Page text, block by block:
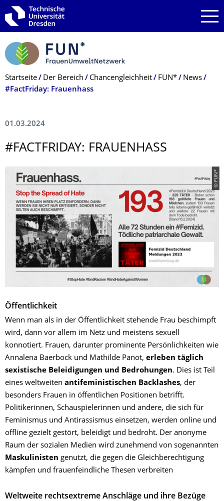
Zur Hauptnavigation springen
Zur Suche springen
Zum Inhalt springen
Breadcrumb-Menü
Startseite Der Bereich Chancengleichheit FUN*
News
#FactFriday: Frauenhass
01.03.2024
#FACTFRIDAY: FRAUENHASS
© FUN*
Öffentlichkeit
Wenn man als in der Öffentlichkeit stehende Frau beschimpft
wird, dann vor allem im Netz und meistens sexuell
konnotiert. Frauen, darunter prominente Persönlichkeiten wie
Annalena Baerbock und Mathilde Panot, erleben täglich
sexistische Beleidigungen und Bedrohungen. Dies ist Teil
eines weltweiten antifeministischen Backlashes, der
besonders Frauen in öffentlichen Positionen betrifft.
Politikerinnen, Schauspielerinnen und andere, die sich für
Feminismus und Antirassismus einsetzen, werden online und
offline gezielt gestört, beleidigt und bedroht. Der anonyme
Raum der sozialen Medien wird zunehmend von sogenannten
Maskulinisten genutzt, die gegen die Gleichberechtigung
kämpfen und frauenfeindliche Thesen verbreiten
Weltweite rechtsextreme Anschläge und ihre Bezüge